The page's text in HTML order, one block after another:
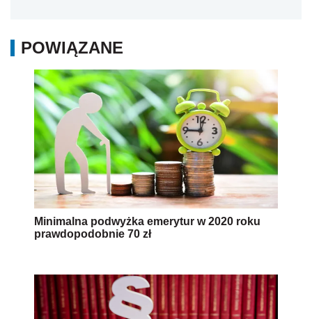
POWIĄZANE
Minimalna podwyżka emerytur w 2020 roku
prawdopodobnie 70 zł